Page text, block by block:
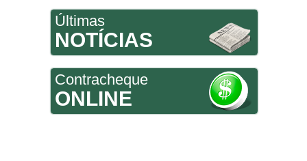
Últimas
NOTÍCIAS
Contracheque
ONLINE